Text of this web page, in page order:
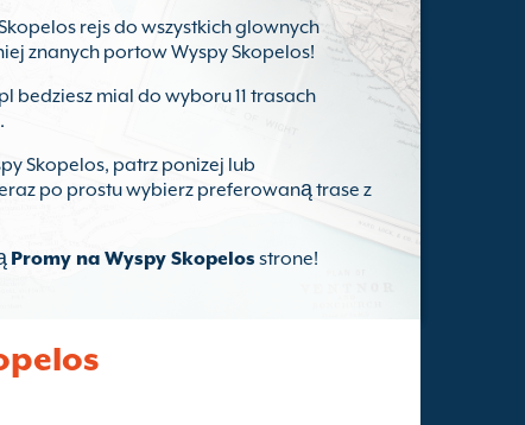
rejs do wszystkich glownych
znanych portow Wyspy Skopelos!
bedziesz mial do wyboru 11 trasach
Skopelos, patrz ponizej lub
po prostu wybierz preferowaną trase z
Promy na Wyspy Skopelos strone!